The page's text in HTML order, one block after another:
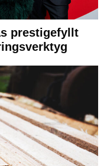
prestigefyllt